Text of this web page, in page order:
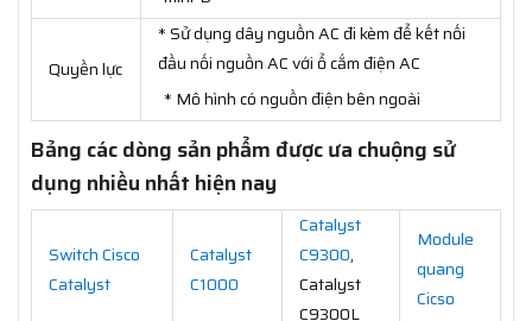
Quyền lực
* Sử dụng dây nguồn AC đi kèm để kết nối
đầu nối nguồn AC với ổ cắm điện AC
* Mô hình có nguồn điện bên ngoài
Bảng các dòng sản phẩm được ưa chuộng sử
dụng nhiều nhất hiện nay
Switch Cisco
Catalyst
Catalyst
C1000
Catalyst
C9300,
Catalyst
C9300L
Module
quang
Cicso